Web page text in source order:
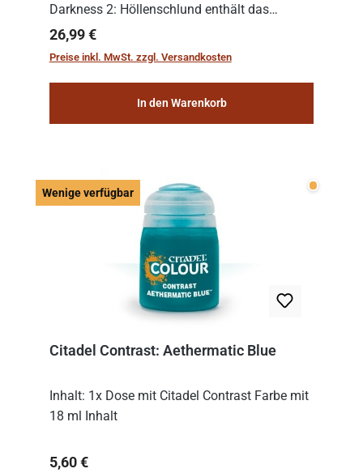
Darkness 2: Höllenschlund enthält das
Spielmaterial für zwei neue Horden, Harpyien
und Finstere Feen, inklusive Anführer und
Regulärer Preis:
26,99 €
Preise inkl. MwSt. zzgl. Versandkosten
In den Warenkorb
Wenige verfügbar Wenige
Citadel Contrast: Aethermatic Blue
Inhalt: 1x Dose mit Citadel Contrast Farbe mit
18 ml Inhalt
Regulärer Preis:
5,60 €